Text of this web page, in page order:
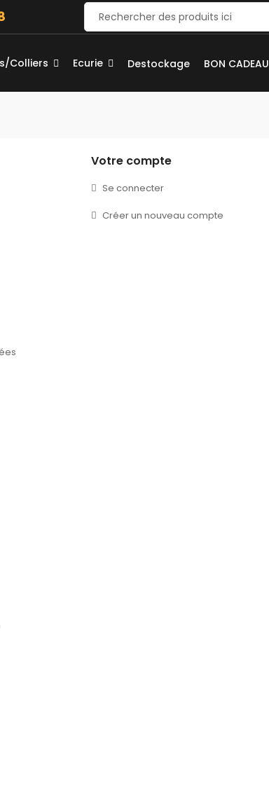
Colliers Ecurie Destockage BON CADEAU
Votre compte
Se connecter
Créer un nouveau compte